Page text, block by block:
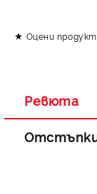
Оцени
Ревюта